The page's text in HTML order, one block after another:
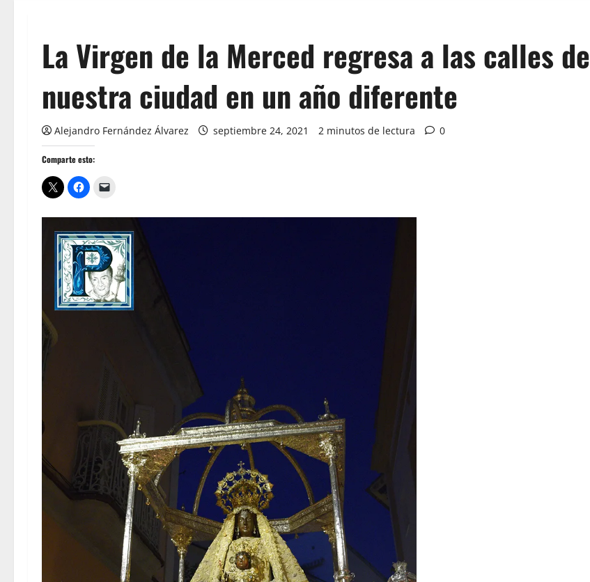
La Virgen de la Merced regresa a las calles de
nuestra ciudad en un año diferente
Alejandro Fernández Álvarez septiembre 24, 2021 2 minutos de lectura 0
Comparte esto: